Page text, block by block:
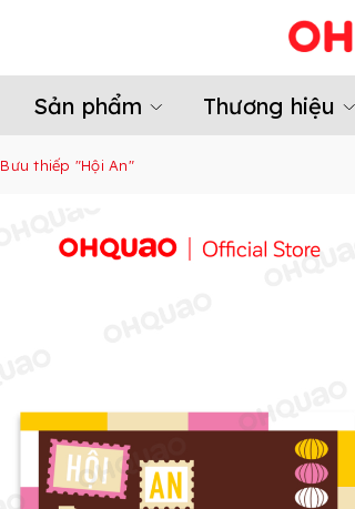
Sản phẩm Thương hiệu
Bưu thiếp "Hội An"